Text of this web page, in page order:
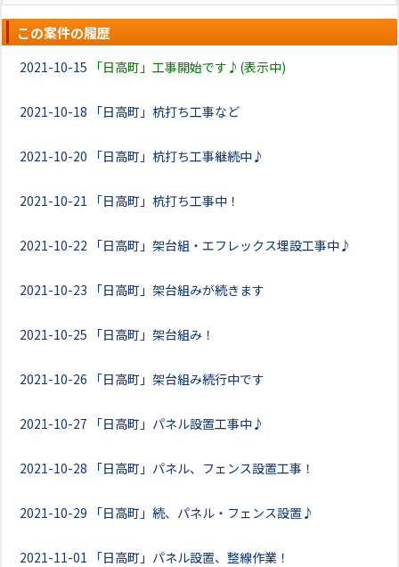
この案件の履歴
2021-10-15 「日高町」工事開始です♪(表示中)
2021-10-18 「日高町」杭打ち工事など
2021-10-20 「日高町」杭打ち工事継続中♪
2021-10-21 「日高町」杭打ち工事中！
2021-10-22 「日高町」架台組・エフレックス埋設工事中♪
2021-10-23 「日高町」架台組みが続きます
2021-10-25 「日高町」架台組み！
2021-10-26 「日高町」架台組み続行中です
2021-10-27 「日高町」パネル設置工事中♪
2021-10-28 「日高町」パネル、フェンス設置工事！
2021-10-29 「日高町」続、パネル・フェンス設置♪
2021-11-01 「日高町」パネル設置、整線作業！